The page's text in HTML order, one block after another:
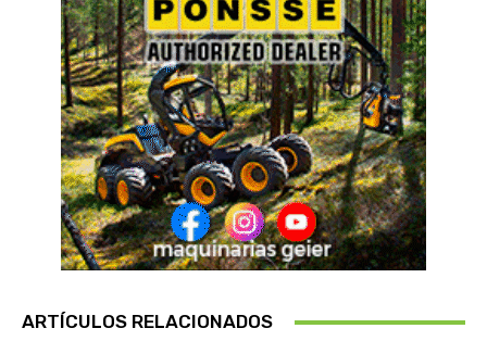
ARTÍCULOS RELACIONADOS